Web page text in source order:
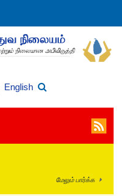
English
மேலும் பார்க்க